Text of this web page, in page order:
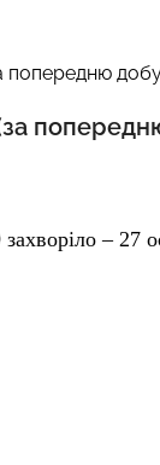
попередню
(за
захворіло – 27